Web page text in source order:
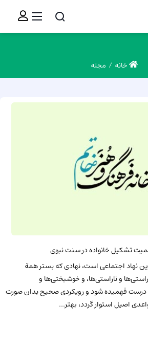
خانه مجله
تشکیل خانواده در سنت نبوی
نهاد اجتماعی است، نهادی که بستر همة
و ناراستی‌ها، و خوشبختی‌ها و
درست فهمیده شود و رویکردی صحیح بدان صورت
اصیل استوار گردد، بهتر...